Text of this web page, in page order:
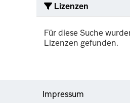
Lizenzen
Für diese Suche
Lizenzen gefunden.
Impressum